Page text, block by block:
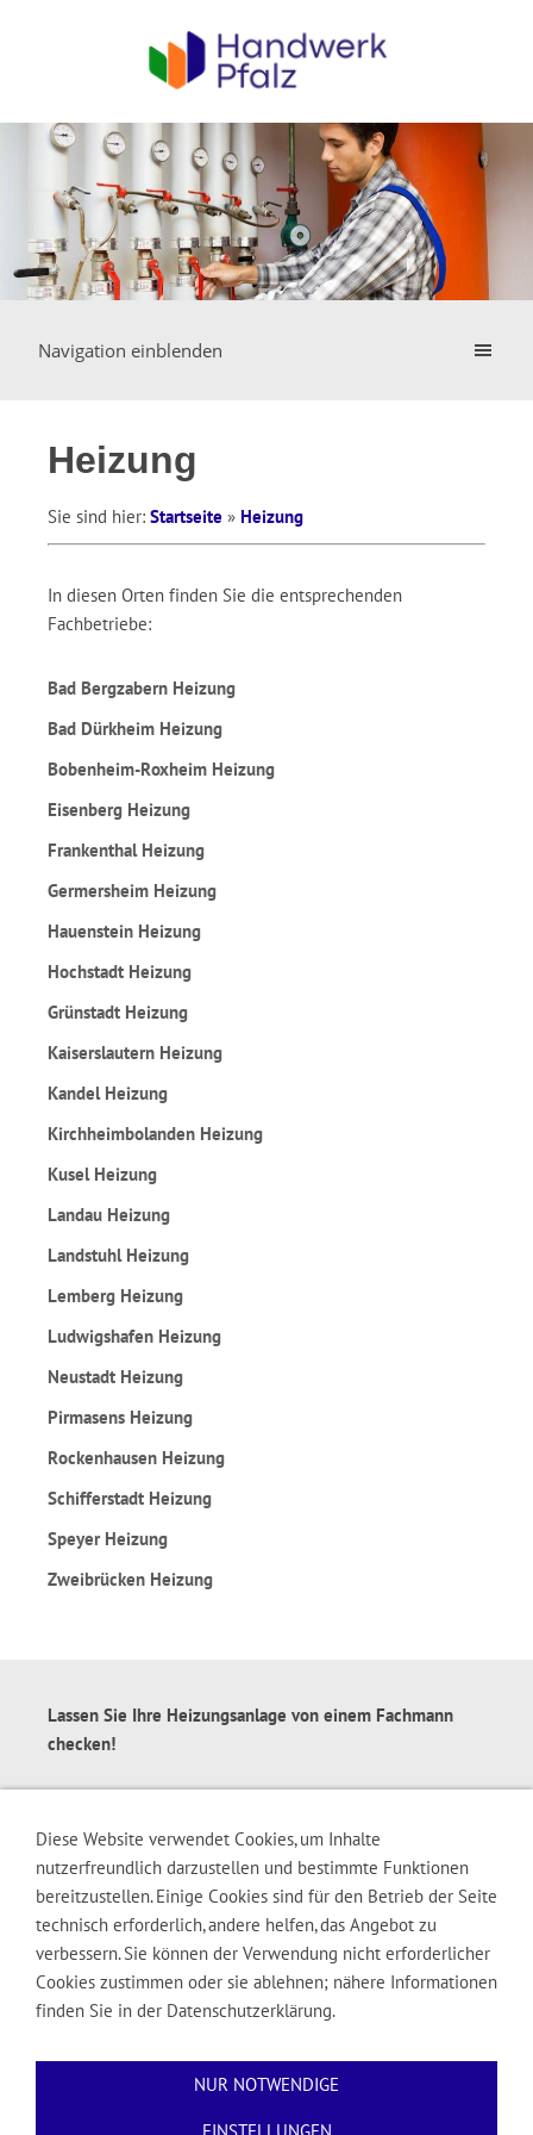
Navigation einblenden
Heizung
Sie sind hier: Startseite » Heizung
In diesen Orten finden Sie die entsprechenden
Fachbetriebe:
Bad Bergzabern Heizung
Bad Dürkheim Heizung
Bobenheim-Roxheim Heizung
Eisenberg Heizung
Frankenthal Heizung
Germersheim Heizung
Hauenstein Heizung
Hochstadt Heizung
Grünstadt Heizung
Kaiserslautern Heizung
Kandel Heizung
Kirchheimbolanden Heizung
Kusel Heizung
Landau Heizung
Landstuhl Heizung
Lemberg Heizung
Ludwigshafen Heizung
Neustadt Heizung
Pirmasens Heizung
Rockenhausen Heizung
Schifferstadt Heizung
Speyer Heizung
Zweibrücken Heizung
Lassen Sie Ihre Heizungsanlage von einem Fachmann
checken!
effektiven Wärme- und Warmwassererzeugung. Die Zeiten
uneffektiver alter Heizungsanlagen mit geringem
Wirkungsgrad sollten heute vorbei sein. Eine neue
Heizungsanlage mit richtig gedämmten Rohrleitungen
verbraucht deutlich weniger Energie und rechnet sich
schon in wenigen Jahren. Die Erzeugung von Warmwasser
lässt sich z. B. über eine thermische Solaranlage sehr
Diese Website verwendet Cookies, um Inhalte
nutzerfreundlich darzustellen und bestimmte Funktionen
bereitzustellen. Einige Cookies sind für den Betrieb der Seite
technisch erforderlich, andere helfen, das Angebot zu
verbessern. Sie können der Verwendung nicht erforderlicher
Cookies zustimmen oder sie ablehnen; nähere Informationen
finden Sie in der Datenschutzerklärung.
NUR NOTWENDIGE